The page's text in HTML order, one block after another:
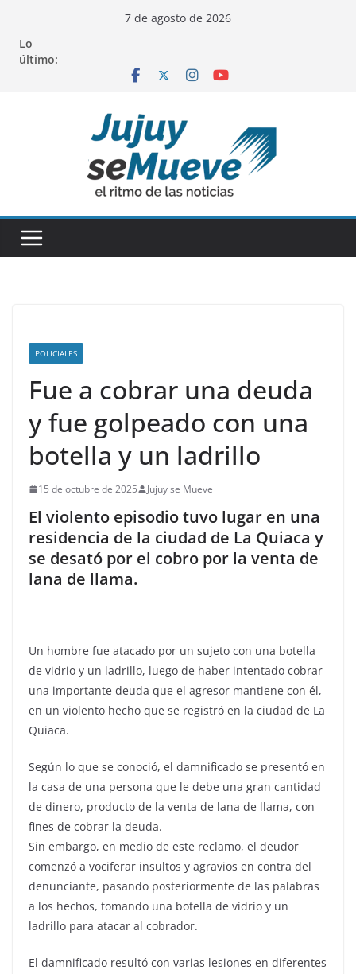
contenido
7 de agosto de 2026
Lo
último:
POLICIALES
Fue a cobrar una deuda
y fue golpeado con una
botella y un ladrillo
15 de octubre de 2025 Jujuy se Mueve
El violento episodio tuvo lugar en una
residencia de la ciudad de La Quiaca y
se desató por el cobro por la venta de
lana de llama.
Un hombre fue atacado por un sujeto con una botella
de vidrio y un ladrillo, luego de haber intentado cobrar
una importante deuda que el agresor mantiene con él,
en un violento hecho que se registró en la ciudad de La
Quiaca.
Según lo que se conoció, el damnificado se presentó en
la casa de una persona que le debe una gran cantidad
de dinero, producto de la venta de lana de llama, con
fines de cobrar la deuda.
Sin embargo, en medio de este reclamo, el deudor
comenzó a vociferar insultos y agravios en contra del
denunciante, pasando posteriormente de las palabras
a los hechos, tomando una botella de vidrio y un
ladrillo para atacar al cobrador.
El damnificado resultó con varias lesiones en diferentes